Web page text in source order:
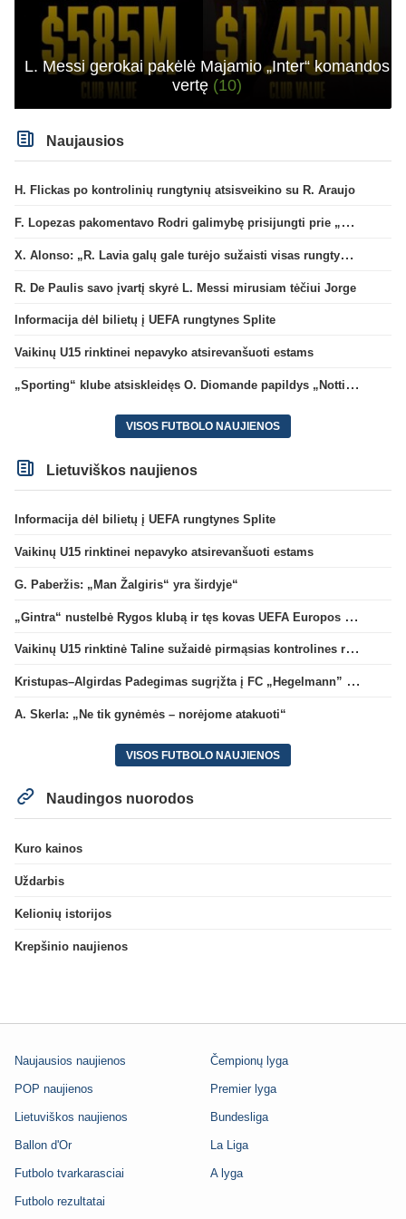
L. Messi gerokai pakėlė Majamio „Inter“ komandos
vertę (10)
Naujausios
H. Flickas po kontrolinių rungtynių atsisveikino su R. Araujo
F. Lopezas pakomentavo Rodri galimybę prisijungti prie „Barcelona“ ekipos
X. Alonso: „R. Lavia galų gale turėjo sužaisti visas rungtynes“
R. De Paulis savo įvartį skyrė L. Messi mirusiam tėčiui Jorge
Informacija dėl bilietų į UEFA rungtynes Splite
Vaikinų U15 rinktinei nepavyko atsirevanšuoti estams
„Sporting“ klube atsiskleidęs O. Diomande papildys „Nottingham“ gretas
VISOS FUTBOLO NAUJIENOS
Lietuviškos naujienos
Informacija dėl bilietų į UEFA rungtynes Splite
Vaikinų U15 rinktinei nepavyko atsirevanšuoti estams
G. Paberžis: „Man Žalgiris“ yra širdyje“
„Gintra“ nustelbė Rygos klubą ir tęs kovas UEFA Europos taurės atrankoje
Vaikinų U15 rinktinė Taline sužaidė pirmąsias kontrolines rungtynes
Kristupas–Algirdas Padegimas sugrįžta į FC „Hegelmann” B sudėtį
A. Skerla: „Ne tik gynėmės – norėjome atakuoti“
VISOS FUTBOLO NAUJIENOS
Naudingos nuorodos
Kuro kainos
Uždarbis
Kelionių istorijos
Krepšinio naujienos
Naujausios naujienos
POP naujienos
Lietuviškos naujienos
Ballon d'Or
Futbolo tvarkarasciai
Futbolo rezultatai
Čempionų lyga
Premier lyga
Bundesliga
La Liga
A lyga